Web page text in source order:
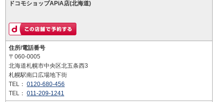
ドコモショップAPiA店(北海道)
住所/電話番号
〒060-0005
北海道札幌市中央区北五条西3
札幌駅南口広場地下街
TEL： 0120-680-456
TEL： 011-209-1241